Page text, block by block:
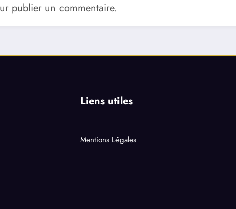
publier un commentaire.
Liens utiles
Mentions Légales